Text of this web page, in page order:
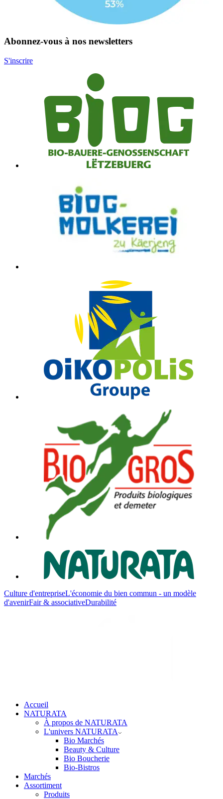
Abonnez-vous à nos newsletters
S'inscrire
Culture d'entrepriseL'économie du bien commun - un modèle
d'avenirFair & associativeDurabilité
Accueil
NATURATA
À propos de NATURATA
L'univers NATURATA
Bio Marchés
Beauty & Culture
Bio Boucherie
Bio-Bistros
Marchés
Assortiment
Produits